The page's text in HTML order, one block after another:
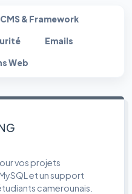
CMS & Framework
Emails
Web
vos projets
et un support
camerounais.